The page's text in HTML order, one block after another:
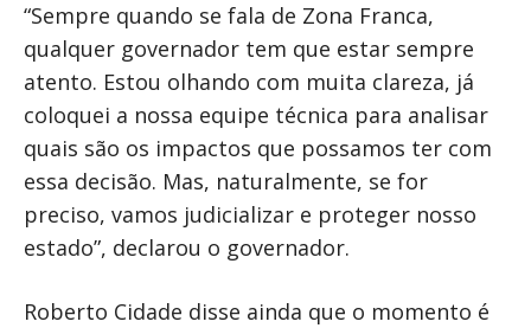
“Sempre quando se fala de Zona Franca,
qualquer governador tem que estar sempre
atento. Estou olhando com muita clareza, já
coloquei a nossa equipe técnica para analisar
quais são os impactos que possamos ter com
essa decisão. Mas, naturalmente, se for
preciso, vamos judicializar e proteger nosso
estado”, declarou o governador.
Roberto Cidade disse ainda que o momento é